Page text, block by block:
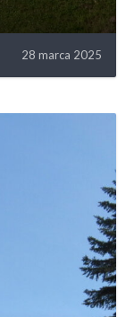
28 marca 2025